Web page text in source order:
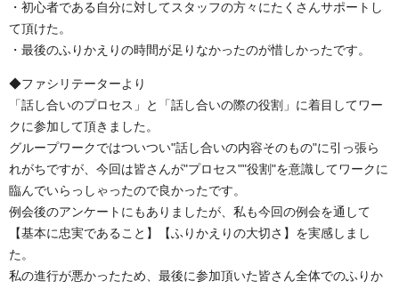
・初心者である自分に対してスタッフの方々にたくさんサポートし
て頂けた。
・最後のふりかえりの時間が足りなかったのが惜しかったです。
◆ファシリテーターより
「話し合いのプロセス」と「話し合いの際の役割」に着目してワー
クに参加して頂きました。
グループワークではついつい"話し合いの内容そのもの"に引っ張ら
れがちですが、今回は皆さんが"プロセス""役割"を意識してワークに
臨んでいらっしゃったので良かったです。
例会後のアンケートにもありましたが、私も今回の例会を通して
【基本に忠実であること】【ふりかえりの大切さ】を実感しまし
た。
私の進行が悪かったため、最後に参加頂いた皆さん全体でのふりか